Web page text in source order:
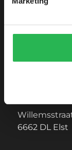
6662 DL Elst